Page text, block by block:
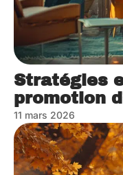
Stratégies
promotion
11 mars 2026